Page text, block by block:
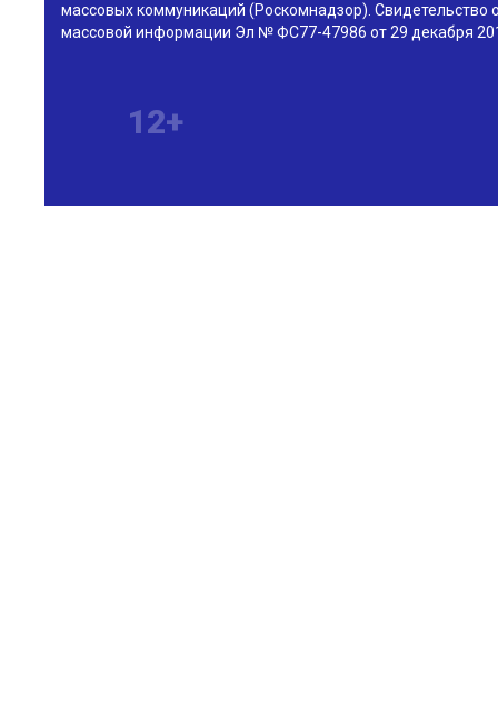
массовых коммуникаций (Роскомнадзор). Свидетельство
массовой информации Эл № ФС77-47986 от 29 декабря
12+